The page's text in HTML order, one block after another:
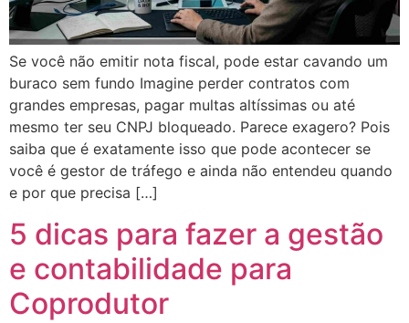
Se você não emitir nota fiscal, pode estar cavando um
buraco sem fundo Imagine perder contratos com
grandes empresas, pagar multas altíssimas ou até
mesmo ter seu CNPJ bloqueado. Parece exagero? Pois
saiba que é exatamente isso que pode acontecer se
você é gestor de tráfego e ainda não entendeu quando
e por que precisa […]
5 dicas para fazer a gestão
e contabilidade para
Coprodutor